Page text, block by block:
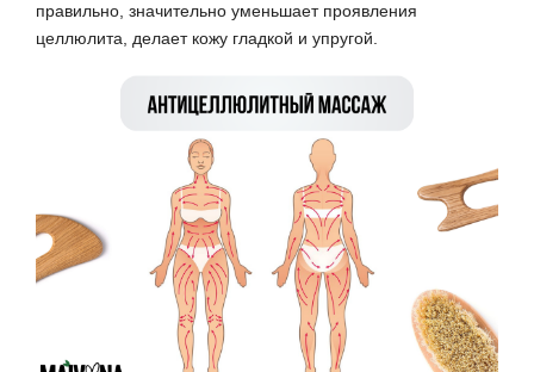
правильно, значительно уменьшает проявления
целлюлита, делает кожу гладкой и упругой.